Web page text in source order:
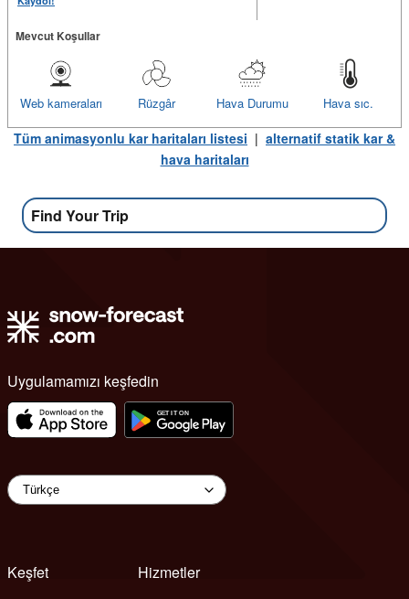
Mevcut Koşullar
Hava sıc.
Hava Durumu
Rüzgâr
Web kameraları
Tüm animasyonlu kar haritaları listesi | alternatif statik kar &
hava haritaları
Find Your Trip
Uygulamamızı keşfedin
Keşfet
Hizmetler